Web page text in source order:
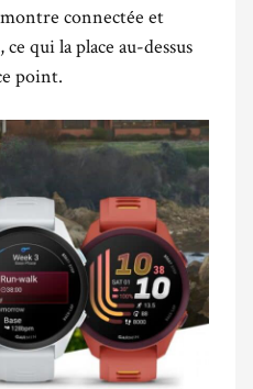
connectée et
ce qui la place au-dessus
point.